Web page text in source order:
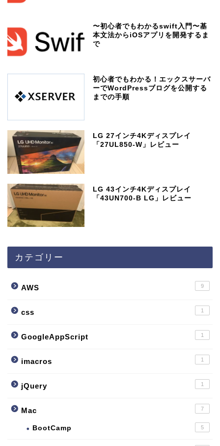
〜初心者でもわかるswift入門〜基
本文法からiOSアプリを開発するま
で
初心者でもわかる！エックスサーバ
ーでWordPressブログを公開する
までの手順
LG 27インチ4Kディスプレイ
「27UL850-W」レビュー
LG 43インチ4Kディスプレイ
「43UN700-B LG」レビュー
カテゴリー
AWS 9
css 1
GoogleAppScript 1
imacros 1
jQuery 1
Mac 7
BootCamp 5